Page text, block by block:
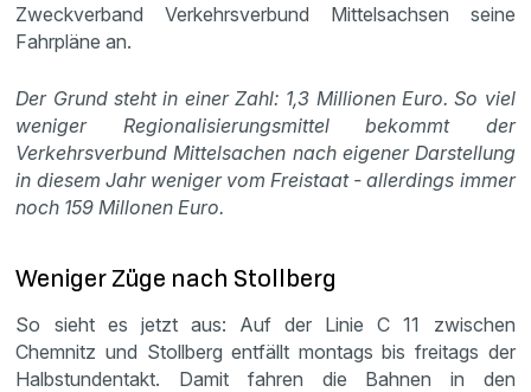
Zweckverband Verkehrsverbund Mittelsachsen seine
Fahrpläne an.
Der Grund steht in einer Zahl: 1,3 Millionen Euro. So viel
weniger Regionalisierungsmittel bekommt der
Verkehrsverbund Mittelsachen nach eigener Darstellung
in diesem Jahr weniger vom Freistaat - allerdings immer
noch 159 Millonen Euro.
Weniger Züge nach Stollberg
So sieht es jetzt aus: Auf der Linie C 11 zwischen
Chemnitz und Stollberg entfällt montags bis freitags der
Halbstundentakt. Damit fahren die Bahnen in den